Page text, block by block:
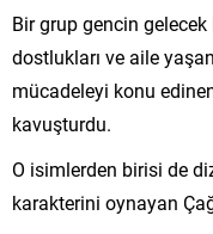
Bir grup gencin gelecek
dostlukları ve aile
mücadeleyi konu
kavuşturdu.
O isimlerden birisi de
karakterini oynayan